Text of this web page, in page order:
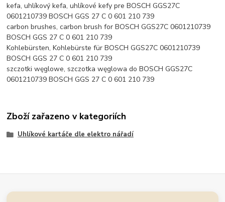
kefa, uhlíkový kefa, uhlíkové kefy pre BOSCH GGS27C
0601210739 BOSCH GGS 27 C 0 601 210 739
carbon brushes, carbon brush for BOSCH GGS27C 0601210739
BOSCH GGS 27 C 0 601 210 739
Kohlebürsten, Kohlebürste für BOSCH GGS27C 0601210739
BOSCH GGS 27 C 0 601 210 739
szczotki węglowe, szczotka węglowa do BOSCH GGS27C
0601210739 BOSCH GGS 27 C 0 601 210 739
Zboží zařazeno v kategoriích
Uhlíkové kartáče dle elektro nářadí